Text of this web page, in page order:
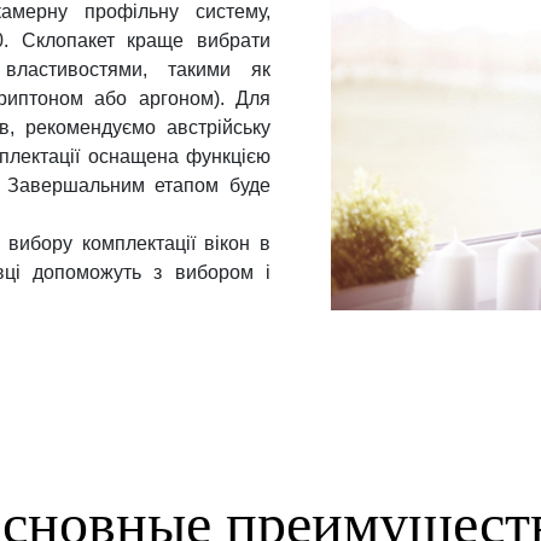
профільну систему,
Склопакет краще вибрати
такими як
або аргоном). Для
рекомендуємо австрійську
оснащена функцією
Завершальним етапом буде
комплектації вікон в
допоможуть з вибором і